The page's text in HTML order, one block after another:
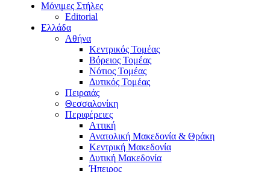
Μόνιμες Στήλες
Editorial
Ελλάδα
Αθήνα
Κεντρικός Τομέας
Βόρειος Τομέας
Νότιος Τομέας
Δυτικός Τομέας
Πειραιάς
Θεσσαλονίκη
Περιφέρειες
Αττική
Ανατολική Μακεδονία & Θράκη
Κεντρική Μακεδονία
Δυτική Μακεδονία
Ήπειρος